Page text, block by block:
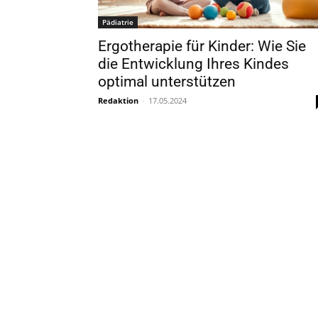
Pädiatrie
Ergotherapie für Kinder: Wie Sie
die Entwicklung Ihres Kindes
optimal unterstützen
Redaktion - 17.05.2024